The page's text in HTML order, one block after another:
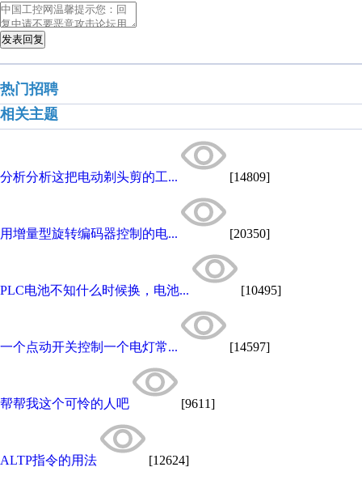
发表回复
热门招聘
相关主题
分析分析这把电动剃头剪的工... [14809]
用增量型旋转编码器控制的电... [20350]
PLC电池不知什么时候换，电池... [10495]
一个点动开关控制一个电灯常... [14597]
帮帮我这个可怜的人吧 [9611]
ALTP指令的用法 [12624]